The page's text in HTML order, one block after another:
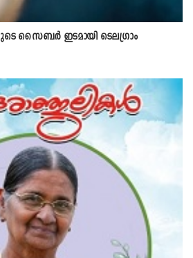
സൈബർ ഇടമായി ടെലഗ്രാം